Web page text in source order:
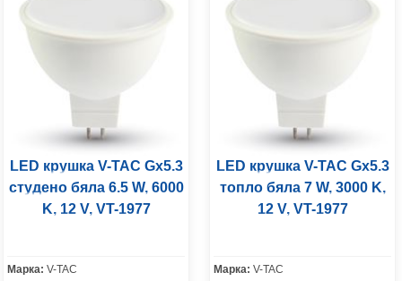
LED крушка V-TAC Gx5.3
студено бяла 6.5 W, 6000
K, 12 V, VT-1977
Марка: V-TAC
LED крушка V-TAC Gx5.3
топло бяла 7 W, 3000 K,
12 V, VT-1977
Марка: V-TAC